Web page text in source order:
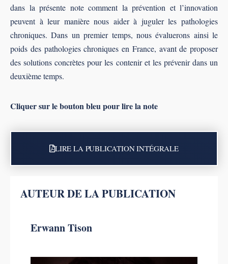
dans la présente note comment la prévention et l’innovation
peuvent à leur manière nous aider à juguler les pathologies
chroniques. Dans un premier temps, nous évaluerons ainsi le
poids des pathologies chroniques en France, avant de proposer
des solutions concrètes pour les contenir et les prévenir dans un
deuxième temps.
Cliquer sur le bouton bleu pour lire la note
LIRE LA PUBLICATION INTÉGRALE
AUTEUR DE LA PUBLICATION
Erwann Tison